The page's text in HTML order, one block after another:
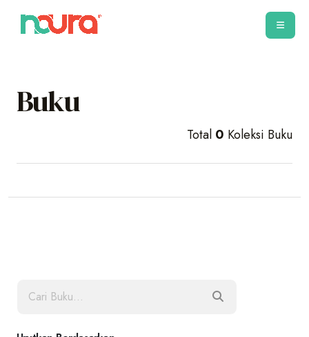
Buku
Total 0 Koleksi Buku